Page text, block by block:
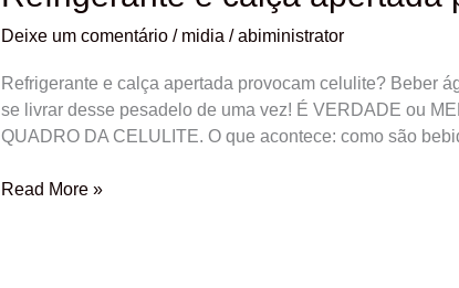
Deixe um comentário / midia/abiministrator
Refrigerante e calça apertada provocam celulite? Beber
se livrar desse pesadelo de uma vez! É VERDADE ou
QUADRO DA CELULITE. O que acontece: como são
apertada
provocam
Read More »